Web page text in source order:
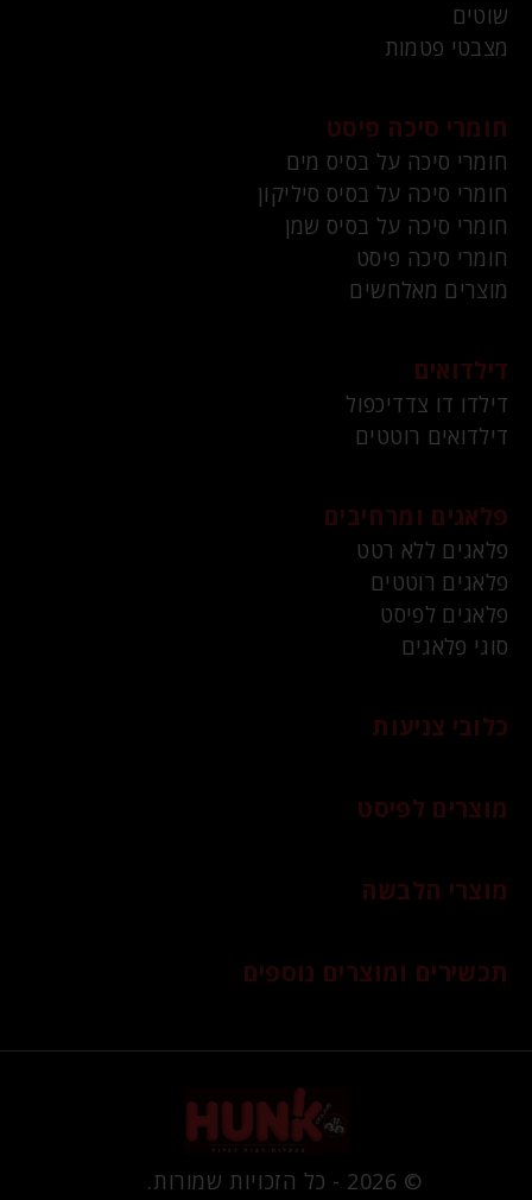
שוטים
מצבטי פטמות
חומרי סיכה פיסט
חומרי סיכה על בסיס מים
חומרי סיכה על בסיס סיליקון
חומרי סיכה על בסיס שמן
חומרי סיכה פיסט
מוצרים מאלחשים
דילדואים
דילדו דו צדדיכפול
דילדואים רוטטים
פלאגים ומרחיבים
פלאגים ללא רטט
פלאגים רוטטים
פלאגים לפיסט
סוגי פלאגים
כלובי צניעות
מוצרים לפיסט
מוצרי הלבשה
תכשירים ומוצרים נוספים
© 2026 - כל הזכויות שמורות.